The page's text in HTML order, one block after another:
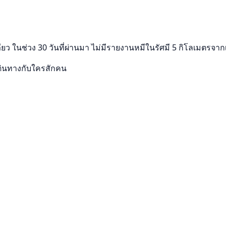
ว ในช่วง 30 วันที่ผ่านมา ไม่มีรายงานหมีในรัศมี 5 กิโลเมตรจา
นทางกับใครสักคน